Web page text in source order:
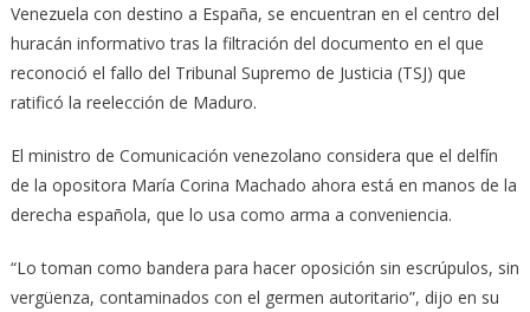
Venezuela con destino a España, se encuentran en el centro del
huracán informativo tras la filtración del documento en el que
reconoció el fallo del Tribunal Supremo de Justicia (TSJ) que
ratificó la reelección de Maduro.
El ministro de Comunicación venezolano considera que el delfín
de la opositora María Corina Machado ahora está en manos de la
derecha española, que lo usa como arma a conveniencia.
“Lo toman como bandera para hacer oposición sin escrúpulos, sin
vergüenza, contaminados con el germen autoritario”, dijo en su